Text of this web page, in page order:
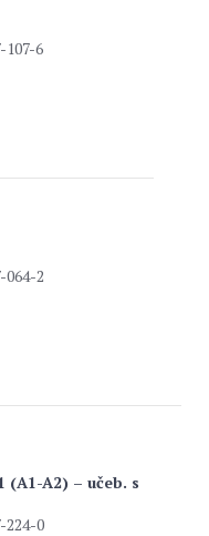
107-6
064-2
(A1-A2) – učeb. s
224-0